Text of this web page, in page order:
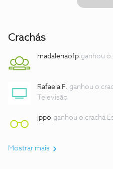
Crachás
madalenaofp ganhou o
Rafaela F. ganhou o
Televisão
jppo ganhou o crachá
Mostrar mais